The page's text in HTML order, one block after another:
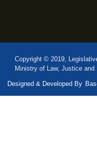
Copyright © 2019,
Ministry of Law, Justice and
Designed & Developed By